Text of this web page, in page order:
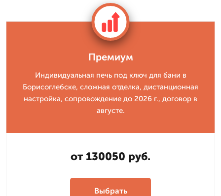
Премиум
Индивидуальная печь под ключ для бани в
Борисоглебске, сложная отделка, дистанционная
настройка, сопровождение до 2026 г., договор в
августе.
от 130050 руб.
Выбрать